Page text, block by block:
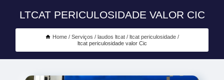
LTCAT PERICULOSIDADE VALOR CIC
Home Serviços laudos ltcat
ltcat periculosidade
ltcat periculosidade valor Cic